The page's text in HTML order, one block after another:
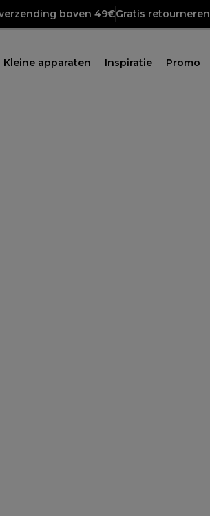
boven 49€Gratis retourneren
Kleine apparaten Inspiratie Promo